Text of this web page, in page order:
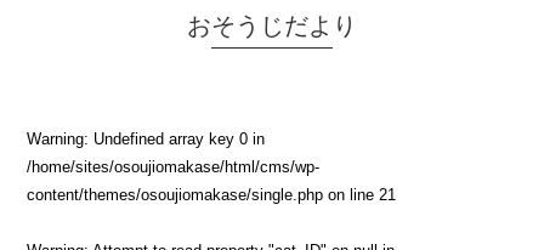
おそうじだより
Warning: Undefined array key 0 in
/home/sites/osoujiomakase/html/cms/wp-
content/themes/osoujiomakase/single.php on line 21